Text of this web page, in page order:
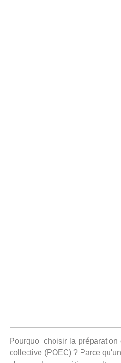
Pourquoi choisir la préparation
collective (POEC) ? Parce